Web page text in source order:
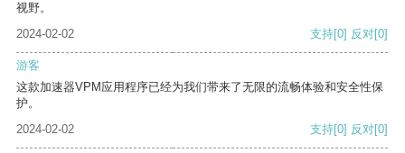
视野。
2024-02-02
支持[0] 反对[0]
游客
这款加速器VPM应用程序已经为我们带来了无限的流畅体验和安全性保
护。
2024-02-02
支持[0] 反对[0]